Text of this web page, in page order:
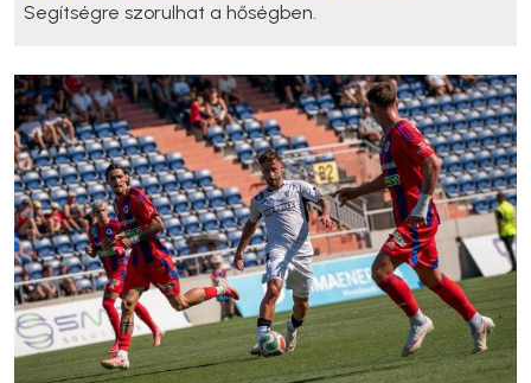
Segítségre szorulhat a hőségben.